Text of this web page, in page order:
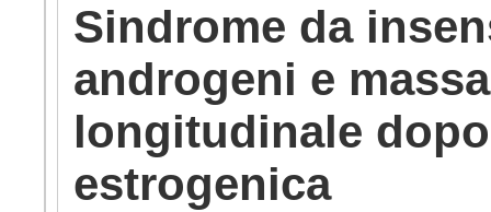
Sindrome da
androgeni e
longitudinale
estrogenica